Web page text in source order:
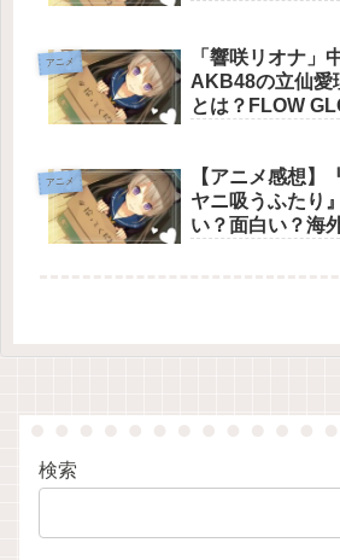
メ史に刻まれる
響で魅せ切った
アニメ
「響咲リオナ」
AKB48の立仙愛
とは？FLOW
アニメ
【アニメ感想】
ヤニ吸うふたり
い？面白い？海
検索